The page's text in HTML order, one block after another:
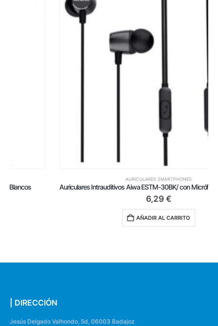
AURICULARES SMARTPHONES
Auriculares Intrauditivos Aiwa ESTM-30BK/ con Micrófono/ Jack 3.5/ Negros
AÑADIR AL CARRITO
| DIRECCIÓN
Jesús Delgado Valhondo, 5d, 06003 Badajoz